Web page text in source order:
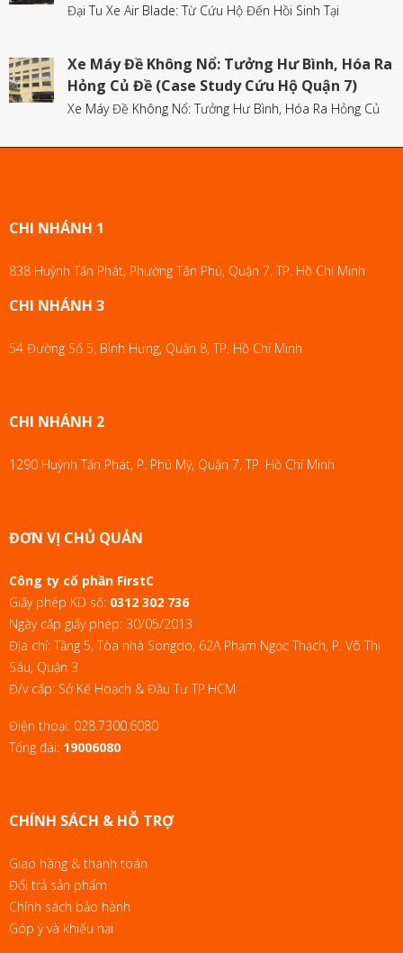
Đại Tu Xe Air Blade: Từ Cứu Hộ Đến Hồi Sinh Tại
Xe Máy Đề Không Nổ: Tưởng Hư Bình, Hóa Ra
Hỏng Củ Đề (Case Study Cứu Hộ Quận 7)
Xe Máy Đề Không Nổ: Tưởng Hư Bình, Hóa Ra Hỏng Củ
CHI NHÁNH 1
838 Huỳnh Tấn Phát, Phường Tân Phú, Quận 7, TP. Hồ Chí Minh
CHI NHÁNH 3
54 Đường Số 5, Bình Hưng, Quận 8, TP. Hồ Chí Minh
CHI NHÁNH 2
1290 Huỳnh Tấn Phát, P. Phú Mỹ, Quận 7, TP. Hồ Chí Minh
ĐƠN VỊ CHỦ QUẢN
Công ty cổ phần FirstC
Giấy phép KD số: 0312 302 736
Ngày cấp giấy phép: 30/05/2013
Địa chỉ: Tầng 5, Tòa nhà Songdo, 62A Phạm Ngọc Thạch, P. Võ Thị
Sáu, Quận 3
Đ/v cấp: Sở Kế Hoạch & Đầu Tư TP.HCM
Điện thoại: 028.7300.6080
Tổng đài: 19006080
CHÍNH SÁCH & HỖ TRỢ
Giao hàng & thanh toán
Đổi trả sản phẩm
Chính sách bảo hành
Góp ý và khiếu nại